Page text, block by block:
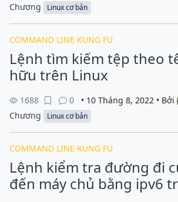
Chương
Linux cơ bản
COMMAND LINE KUNG FU
Lệnh tìm kiếm tệp theo
hữu trên Linux
1688 0 • 10 Tháng 8, 2022 • Bởi
Chương
Linux cơ bản
COMMAND LINE KUNG FU
Lệnh kiểm tra đường đi
đến máy chủ bằng ipv6